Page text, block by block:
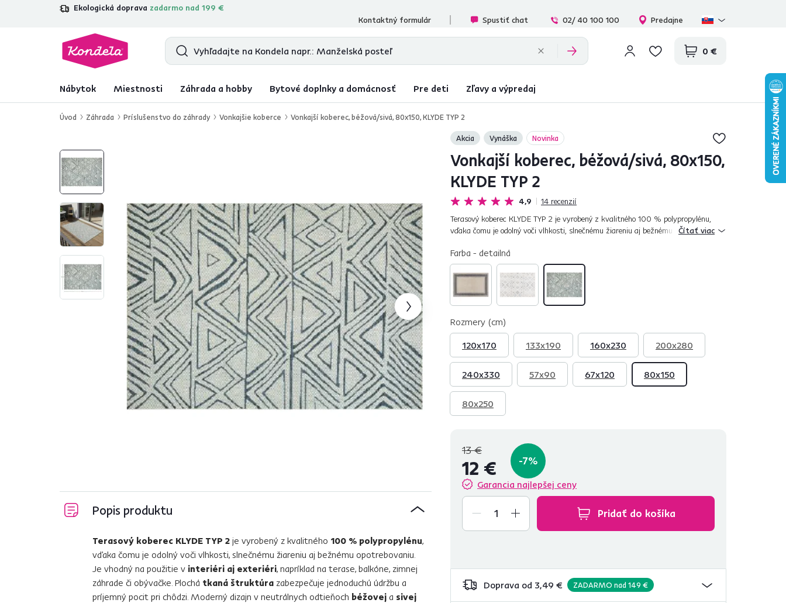
Ekologická doprava zadarmo nad 199 €
4,7 31 157overených produktových recenzií
Kontaktný formulár
Spustiť chat 02/ 40 100 100 Predajne
0 €
Nábytok Miestnosti Záhrada a hobby Bytové doplnky a domácnosť Pre deti Zľavy a výpredaj
Úvod Záhrada Príslušenstvo do záhrady Vonkajšie koberce Vonkajší koberec, béžová/sivá, 80x150, KLYDE TYP 2
Akcia Vynáška Novinka
Vonkajší koberec, béžová/sivá, 80x150,
KLYDE TYP 2
4,9 14 recenzií
Terasový koberec KLYDE TYP 2 je vyrobený z kvalitného 100 % polypropylénu,
vďaka čomu je odolný voči vlhkosti, slnečnému žiareniu aj bežnému opotrebovaniu.
Čítať viac
Farba - detailná
Rozmery (cm)
120x170
133x190 160x230 200x280
240x330 57x90 67x120 80x150
80x250
13 €
12 € -7%
Garancia najlepšej ceny
Pridať do košíka
Doprava od 3,49 € ZADARMO nad 149 €
Popis produktu
Terasový koberec KLYDE TYP 2 je vyrobený z kvalitného 100 % polypropylénu,
vďaka čomu je odolný voči vlhkosti, slnečnému žiareniu aj bežnému opotrebovaniu.
Je vhodný na použitie v interiéri aj exteriéri, napríklad na terase, balkóne, zimnej
záhrade či obývačke. Plochá tkaná štruktúra zabezpečuje jednoduchú údržbu a
príjemný pocit pri chôdzi. Moderný dizajn v neutrálnych odtieňoch béžovej a sivej